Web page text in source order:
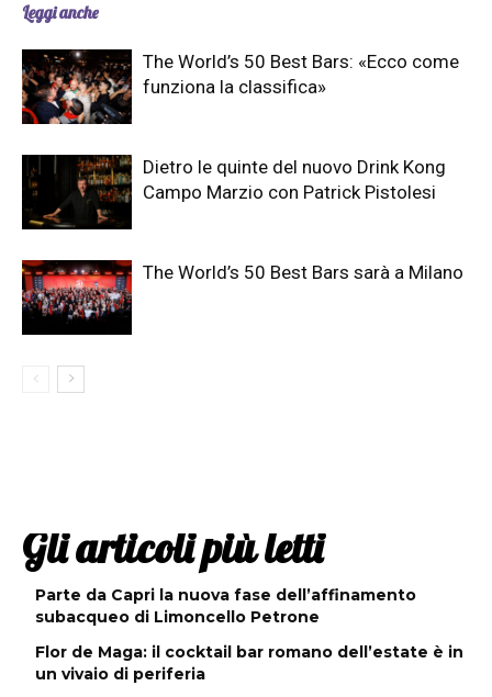
Leggi anche
The World’s 50 Best Bars: «Ecco come
funziona la classifica»
Dietro le quinte del nuovo Drink Kong
Campo Marzio con Patrick Pistolesi
The World’s 50 Best Bars sarà a Milano
Gli articoli più letti
Parte da Capri la nuova fase dell’affinamento
subacqueo di Limoncello Petrone
Flor de Maga: il cocktail bar romano dell’estate è in
un vivaio di periferia